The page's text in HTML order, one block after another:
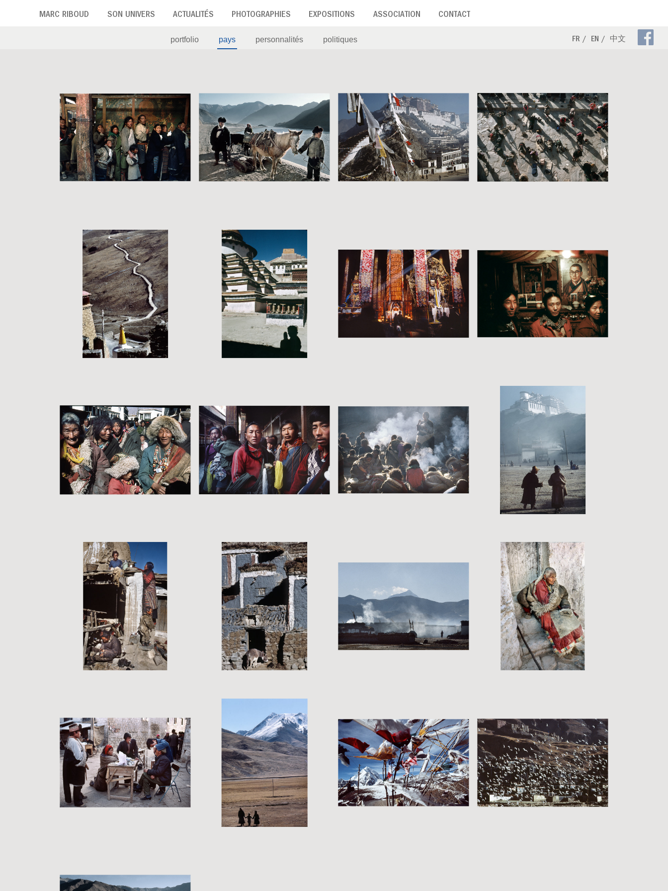
MARC RIBOUD SON UNIVERS ACTUALITÉS PHOTOGRAPHIES EXPOSITIONS ASSOCIATION CONTACT
portfolio pays personnalités politiques FR EN 中文